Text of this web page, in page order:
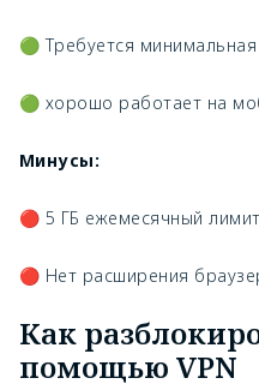
🟢 Требуется минимальная
🟢 хорошо работает на
Минусы:
🔴 5 ГБ ежемесячный лимит
🔴 Нет расширения
Как
помощью VPN